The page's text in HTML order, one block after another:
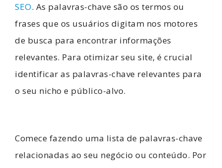
SEO. As palavras-chave são os termos ou
frases que os usuários digitam nos motores
de busca para encontrar informações
relevantes. Para otimizar seu site, é crucial
identificar as palavras-chave relevantes para
o seu nicho e público-alvo.
Comece fazendo uma lista de palavras-chave
relacionadas ao seu negócio ou conteúdo. Por